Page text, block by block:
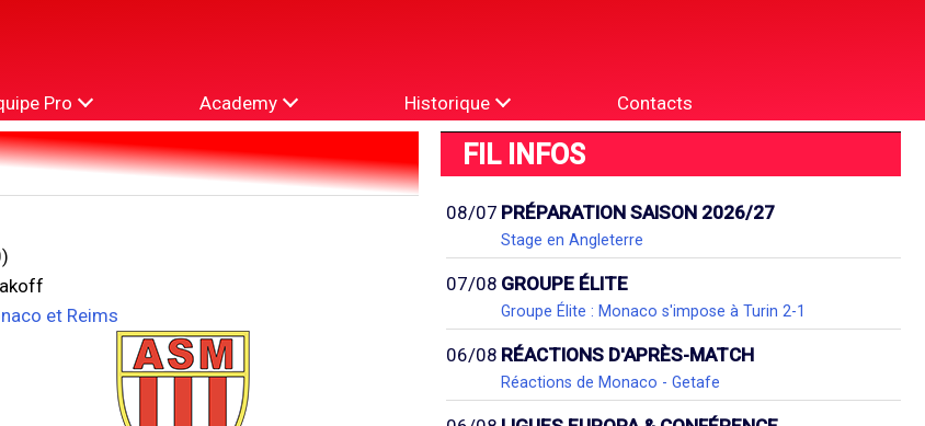
Pro Academy Historique Contacts
et Reims
FIL INFOS
08/07 PRÉPARATION SAISON 2026/27
Stage en Angleterre
07/08 GROUPE ÉLITE
Groupe Élite : Monaco s'impose à Turin 2-1
06/08 RÉACTIONS D'APRÈS-MATCH
Réactions de Monaco - Getafe